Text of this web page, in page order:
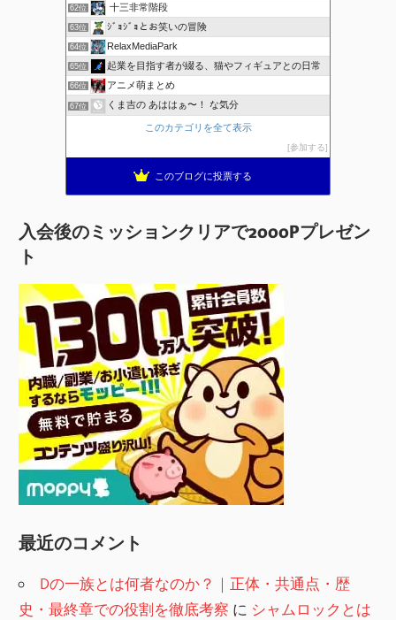
62位 十三非常階段
63位 ｼﾞｮｼﾞｮとお笑いの冒険
64位 RelaxMediaPark
65位 起業を目指す者が綴る、猫やフィギュアとの日常
66位 アニメ萌まとめ
67位 くま吉の あははぁ〜！ な気分
このカテゴリを全て表示
参加する
このブログに投票する
入会後のミッションクリアで2000Pプレゼン
ト
最近のコメント
Dの一族とは何者なのか？｜正体・共通点・歴
史・最終章での役割を徹底考察 に シャムロックとは